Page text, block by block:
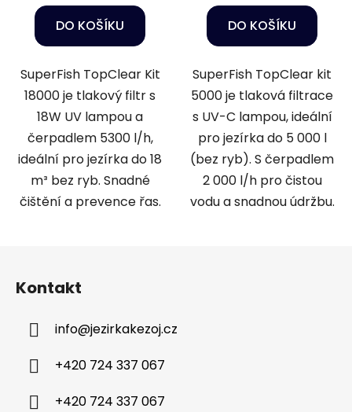
DO KOŠÍKU
SuperFish TopClear Kit
18000 je tlakový filtr s
18W UV lampou a
čerpadlem 5300 l/h,
ideální pro jezírka do 18
m³ bez ryb. Snadné
čištění a prevence řas.
DO KOŠÍKU
SuperFish TopClear kit
5000 je tlaková filtrace
s UV-C lampou, ideální
pro jezírka do 5 000 l
(bez ryb). S čerpadlem
2 000 l/h pro čistou
vodu a snadnou údržbu.
Kontakt
info@jezirkakezoj.cz
+420 724 337 067
+420 724 337 067